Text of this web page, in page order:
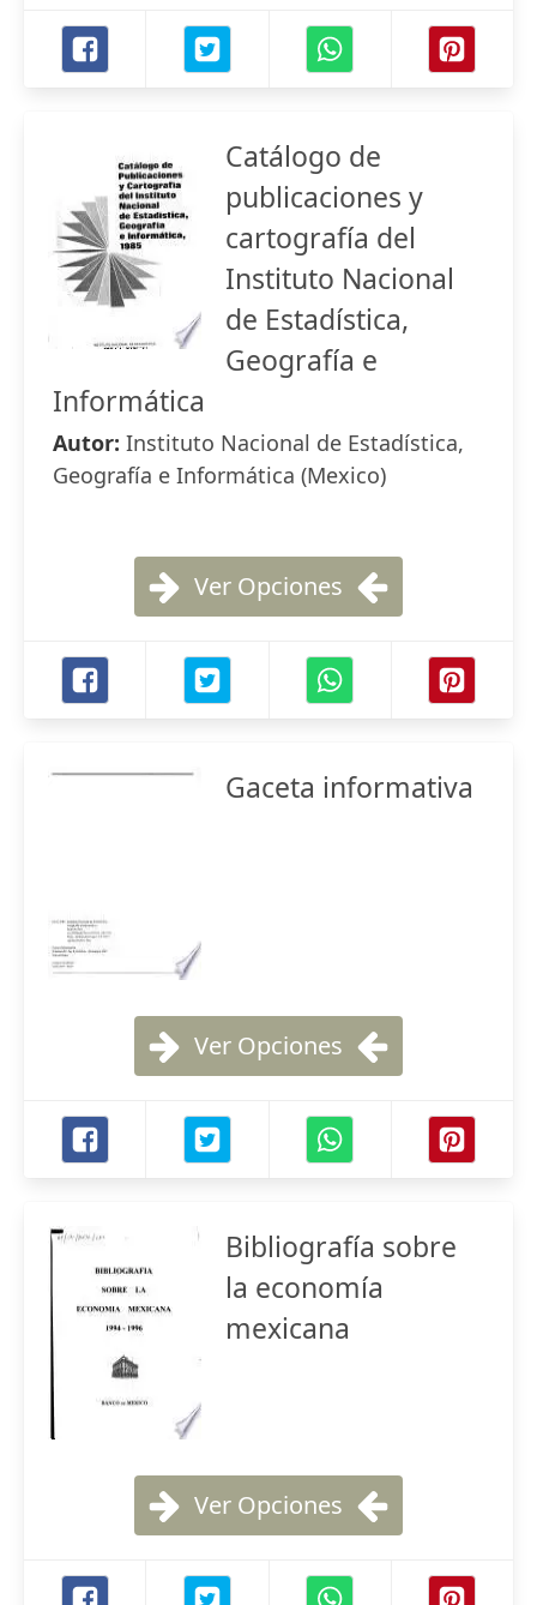
Catálogo de
publicaciones y
cartografía del
Instituto Nacional
de Estadística,
Geografía e
Informática
Autor: Instituto Nacional de Estadística,
Geografía e Informática (Mexico)
Ver Opciones
Gaceta informativa
Ver Opciones
Bibliografía sobre
la economía
mexicana
Ver Opciones